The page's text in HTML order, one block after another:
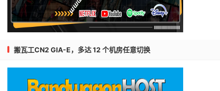
搬瓦工CN2 GIA-E，多达 12 个机房任意切换